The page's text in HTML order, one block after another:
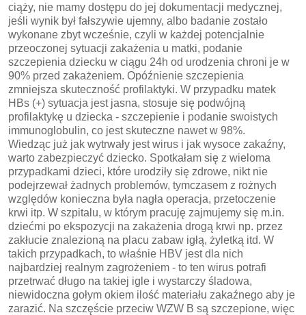
ciąży, nie mamy dostępu do jej dokumentacji medycznej,
jeśli wynik był fałszywie ujemny, albo badanie zostało
wykonane zbyt wcześnie, czyli w każdej potencjalnie
przeoczonej sytuacji zakażenia u matki, podanie
szczepienia dziecku w ciągu 24h od urodzenia chroni je w
90% przed zakażeniem. Opóźnienie szczepienia
zmniejsza skuteczność profilaktyki. W przypadku matek
HBs (+) sytuacja jest jasna, stosuje się podwójną
profilaktykę u dziecka - szczepienie i podanie swoistych
immunoglobulin, co jest skuteczne nawet w 98%.
Wiedząc już jak wytrwały jest wirus i jak wysoce zakaźny,
warto zabezpieczyć dziecko. Spotkałam się z wieloma
przypadkami dzieci, które urodziły się zdrowe, nikt nie
podejrzewał żadnych problemów, tymczasem z rożnych
względów konieczna była nagła operacja, przetoczenie
krwi itp. W szpitalu, w którym pracuję zajmujemy się m.in.
dziećmi po ekspozycji na zakażenia drogą krwi np. przez
zakłucie znalezioną na placu zabaw igłą, żyletką itd. W
takich przypadkach, to właśnie HBV jest dla nich
najbardziej realnym zagrożeniem - to ten wirus potrafi
przetrwać długo na takiej igle i wystarczy śladowa,
niewidoczna gołym okiem ilość materiału zakaźnego aby je
zarazić. Na szczęście przeciw WZW B są szczepione, więc